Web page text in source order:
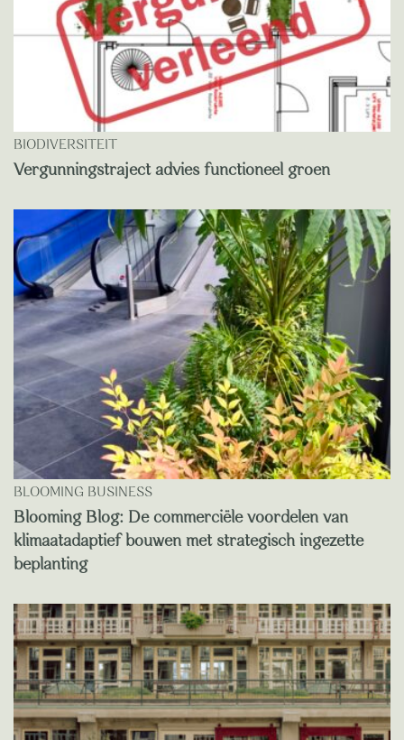
BIODIVERSITEIT
Vergunningstraject advies functioneel groen
BLOOMING BUSINESS
Blooming Blog: De commerciële voordelen van
klimaatadaptief bouwen met strategisch ingezette
beplanting